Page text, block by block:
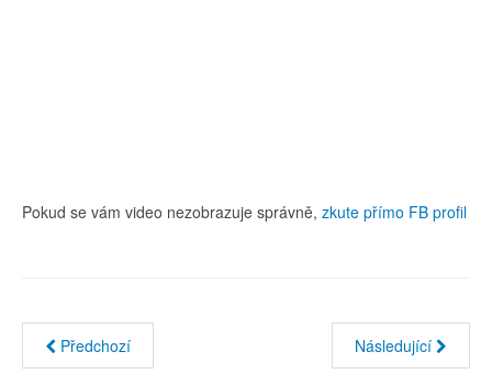
Pokud se vám video nezobrazuje správně, zkute přímo FB profil
Předchozí Následující